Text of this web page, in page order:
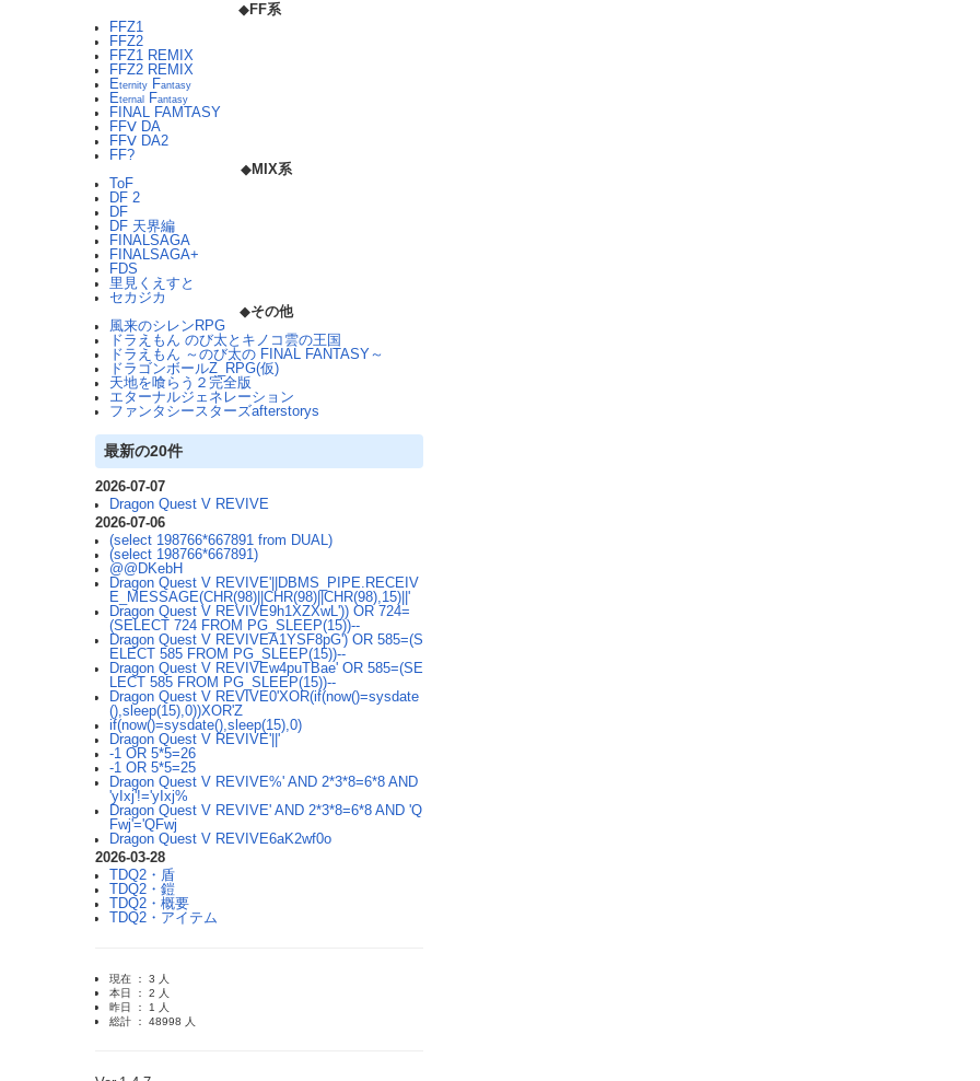
◆FF系
FFZ1
FFZ2
FFZ1 REMIX
FFZ2 REMIX
EternityFantasy
EternalFantasy
FINAL FAMTASY
FFⅤ DA
FFⅤ DA2
FF?
◆MIX系
ToF
DF 2
DF
DF 天界編
FINALSAGA
FINALSAGA+
FDS
里見くえすと
セカジカ
◆その他
風来のシレンRPG
ドラえもん のび太とキノコ雲の王国
ドラえもん ～のび太の FINAL FANTASY～
ドラゴンボールZ_RPG(仮)
天地を喰らう２完全版
エターナルジェネレーション
ファンタシースターズafterstorys
最新の20件
2026-07-07
Dragon Quest V REVIVE
2026-07-06
(select 198766*667891 from DUAL)
(select 198766*667891)
@@DKebH
Dragon Quest V REVIVE'||DBMS_PIPE.RECEIV
E_MESSAGE(CHR(98)||CHR(98)||CHR(98),15)||'
Dragon Quest V REVIVE9h1XZXwL')) OR 724=
(SELECT 724 FROM PG_SLEEP(15))--
Dragon Quest V REVIVEA1YSF8pG') OR 585=(S
ELECT 585 FROM PG_SLEEP(15))--
Dragon Quest V REVIVEw4puTBae' OR 585=(SE
LECT 585 FROM PG_SLEEP(15))--
Dragon Quest V REVIVE0'XOR(if(now()=sysdate
(),sleep(15),0))XOR'Z
if(now()=sysdate(),sleep(15),0)
Dragon Quest V REVIVE'||'
-1 OR 5*5=26
-1 OR 5*5=25
Dragon Quest V REVIVE%' AND 2*3*8=6*8 AND
'yIxj'!='yIxj%
Dragon Quest V REVIVE' AND 2*3*8=6*8 AND 'Q
Fwj'='QFwj
Dragon Quest V REVIVE6aK2wf0o
2026-03-28
TDQ2・盾
TDQ2・鎧
TDQ2・概要
TDQ2・アイテム
現在 ： 3 人
本日 ： 2 人
昨日 ： 1 人
総計 ： 48998 人